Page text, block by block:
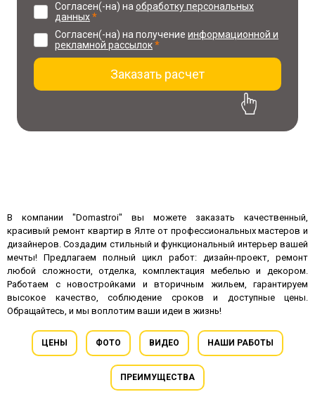
Согласен(-на) на обработку персональных
данных*
Согласен(-на) на получение информационной и
рекламной рассылок*
Заказать расчет
В компании "Domastroi" вы можете заказать качественный,
красивый ремонт квартир в Ялте от профессиональных мастеров и
дизайнеров. Создадим стильный и функциональный интерьер вашей
мечты! Предлагаем полный цикл работ: дизайн-проект, ремонт
любой сложности, отделка, комплектация мебелью и декором.
Работаем с новостройками и вторичным жильем, гарантируем
высокое качество, соблюдение сроков и доступные цены.
Обращайтесь, и мы воплотим ваши идеи в жизнь!
ЦЕНЫ ФОТО ВИДЕО НАШИ РАБОТЫ
ПРЕИМУЩЕСТВА